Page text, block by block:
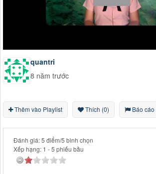
quantri
8 năm trước
Thêm vào Playlist Thích (0) Báo cáo
Đánh giá: 5 điểm/5 bình chọn
Xếp hạng: 1 -5 phiếu bầu